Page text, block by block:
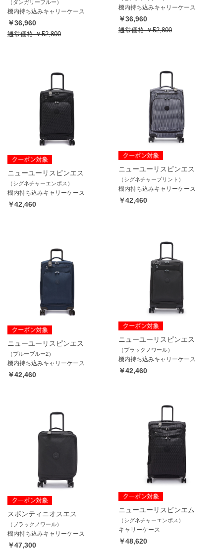
（ダンガリーブルー）
機内持ち込みキャリーケース
￥36,960
通常価格￥52,800
機内持ち込みキャリーケース
￥36,960
通常価格￥52,800
ニューユーリスピンエス
（シグネチャーエンボス）
機内持ち込みキャリーケース
￥42,460
ニューユーリスピンエス
（シグネチャープリント）
機内持ち込みキャリーケース
￥42,460
ニューユーリスピンエス
（ブルーブルー2）
機内持ち込みキャリーケース
￥42,460
ニューユーリスピンエス
（ブラックノワール）
機内持ち込みキャリーケース
￥42,460
スポンティニオスエス
（ブラックノワール）
機内持ち込みキャリーケース
￥47,300
ニューユーリスピンエム
（シグネチャーエンボス）
キャリーケース
￥48,620